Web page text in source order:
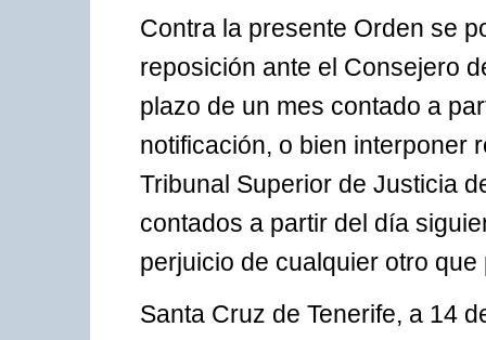
Contra la presente Orden se
reposición ante el Consejero
plazo de un mes contado a
notificación, o bien interponer
Tribunal Superior de Justicia
contados a partir del día
perjuicio de cualquier otro
Santa Cruz de Tenerife, a 14